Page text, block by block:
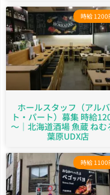
時給 1200
ホールスタッフ（アル
ト・パート）募集 時給
～｜北海道酒場 魚蔵 ねむ
葉原UDX店
時給 1100